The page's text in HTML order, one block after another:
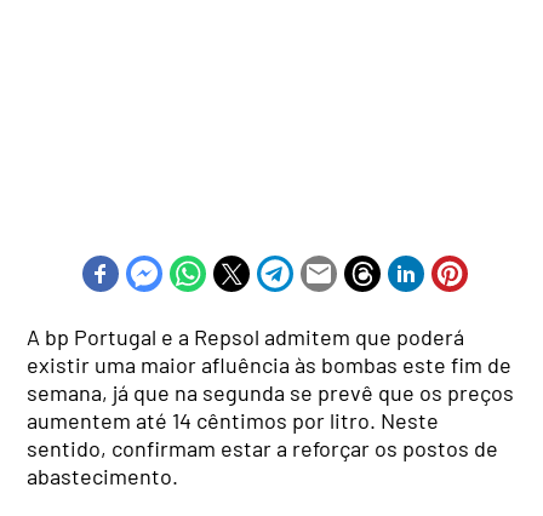
A bp Portugal e a Repsol admitem que poderá
existir uma maior afluência às bombas este fim de
semana, já que na segunda se prevê que os preços
aumentem até 14 cêntimos por litro. Neste
sentido, confirmam estar a reforçar os postos de
abastecimento.